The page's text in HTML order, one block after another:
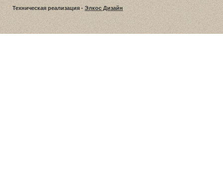
Техническая реализация - Элкос Дизайн